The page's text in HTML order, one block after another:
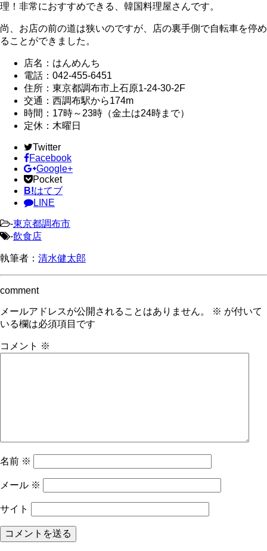
理！非常におすすめできる、韓国料理屋さんです。
尚、お店の前の道は狭いのですが、店の裏手側で自転車を停め
ることができました。
店名：はんめんち
電話：042-455-6451
住所：東京都調布市上石原1-24-30-2F
交通：西調布駅から174m
時間：17時～23時（金土は24時まで）
定休：木曜日
Twitter
Facebook
Google+
Pocket
B!はてブ
LINE
-東京都調布市
-飲食店
執筆者： 清水健太郎
comment
メールアドレスが公開されることはありません。 ※ が付いて
いる欄は必須項目です
コメント ※
名前 ※
メール ※
サイト